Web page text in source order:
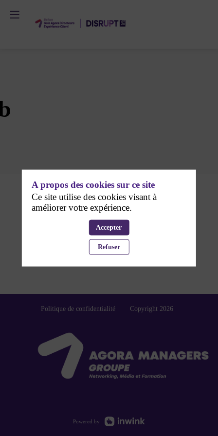
Politique de confidentialité Copyright 2026
Powered by
A propos des cookies sur ce site
Ce site utilise des cookies visant à
améliorer votre expérience.
Accepter
Refuser